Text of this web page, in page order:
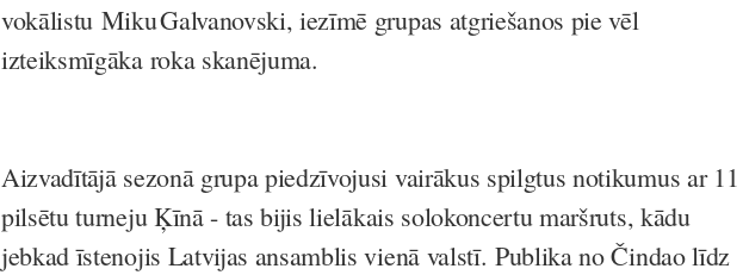
vokālistu Miku Galvanovski, iezīmē grupas atgriešanos pie vēl
izteiksmīgāka roka skanējuma.
Aizvadītājā sezonā grupa piedzīvojusi vairākus spilgtus notikumus ar 11
pilsētu turneju Ķīnā - tas bijis lielākais solokoncertu maršruts, kādu
jebkad īstenojis Latvijas ansamblis vienā valstī. Publika no Čindao līdz